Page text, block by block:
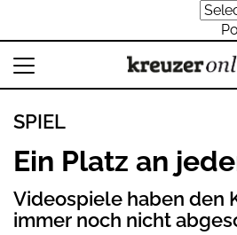
SPIEL
Ein Platz an
Videospiele haben den
immer noch nicht